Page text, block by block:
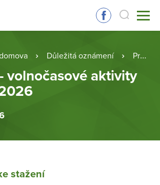
Důležitá oznámení Program - volnočasové aktivity 3.8. - 7.8.2026
volnočasové aktivity
stažení